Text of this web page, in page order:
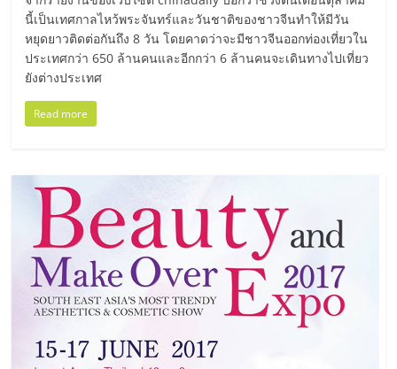
รวม
แฟ
ไชส์
พร้อม
ทำเล
สำหรับ
นี้เป็นเทศกาลไหว้พระจันทร์และวันชาติของชาวจีนทำให้มีวัน
หยุดยาวติดต่อกันถึง 8 วัน โดยคาดว่าจะมีชาวจีนออกท่องเที่ยวใน
ประเทศกว่า 650 ล้านคนและอีกกว่า 6 ล้านคนจะเดินทางไปเที่ยว
ยังต่างประเทศ
Read more